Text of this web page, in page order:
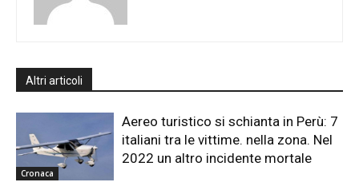
Altri articoli
Cronaca
Aereo turistico si schianta in Perù: 7
italiani tra le vittime. nella zona. Nel
2022 un altro incidente mortale